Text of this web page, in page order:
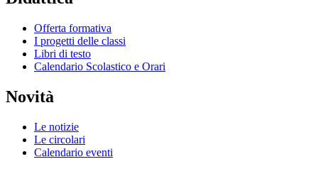
Offerta formativa
I progetti delle classi
Libri di testo
Calendario Scolastico e Orari
Novità
Le notizie
Le circolari
Calendario eventi